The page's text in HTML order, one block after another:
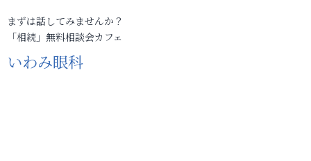
まずは話してみませんか？
「相続」無料相談会カフェ
いわみ眼科